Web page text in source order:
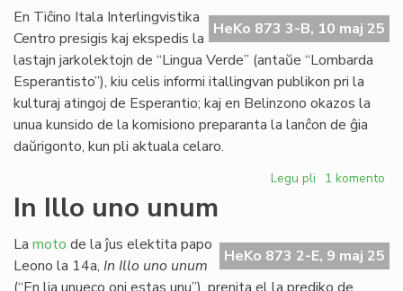
HeKo 873 3-B, 10 maj 25
En Tiĉino Itala Interlingvistika
Centro presigis kaj ekspedis la
lastajn jarkolektojn de “Lingua Verde” (antaŭe “Lombarda
Esperantisto”), kiu celis informi itallingvan publikon pri la
kulturaj atingoj de Esperantio; kaj en Belinzono okazos la
unua kunsido de la komisiono preparanta la lanĉon de ĝia
daŭrigonto, kun pli aktuala celaro.
Legu pli pri
unua
paŝo
1 komento
In Illo uno unum
HeKo 873 2-E, 9 maj 25
La moto de la ĵus elektita papo
Leono la 14a, In Illo uno unum